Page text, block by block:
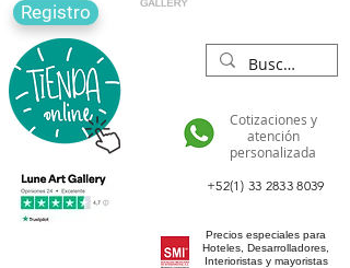
Registro
Cotizaciones y
atención
personalizada
+52(1) 33 2833 8039
Precios especiales para
Hoteles, Desarrolladores,
Interioristas y mayoristas